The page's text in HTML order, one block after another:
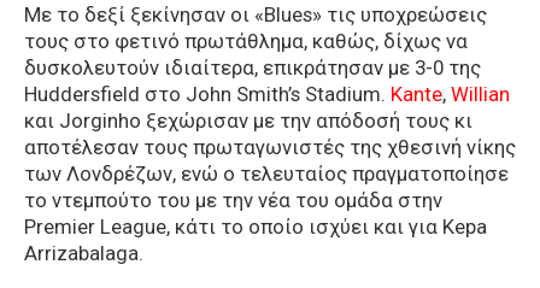
Με το δεξί ξεκίνησαν οι «Blues» τις υποχρεώσεις
τους στο φετινό πρωτάθλημα, καθώς, δίχως να
δυσκολευτούν ιδιαίτερα, επικράτησαν με 3-0 της
Huddersfield στο John Smith’s Stadium. Kante, Willian
και Jorginho ξεχώρισαν με την απόδοσή τους κι
αποτέλεσαν τους πρωταγωνιστές της χθεσινή νίκης
των Λονδρέζων, ενώ ο τελευταίος πραγματοποίησε
το ντεμπούτο του με την νέα του ομάδα στην
Premier League, κάτι το οποίο ισχύει και για Kepa
Arrizabalaga.